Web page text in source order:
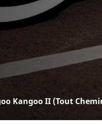
Kangoo II (Tout